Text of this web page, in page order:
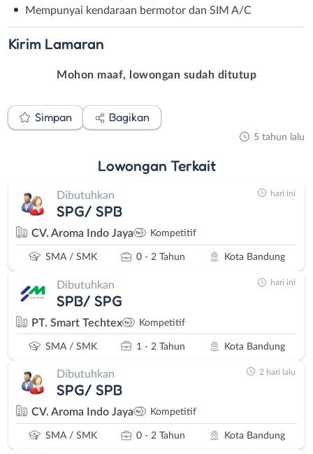
Mempunyai kendaraan bermotor dan SIM A/C
Kirim Lamaran
Mohon maaf, lowongan sudah ditutup
Simpan Bagikan
5 tahun lalu
Lowongan Terkait
Dibutuhkan
SPG/ SPB
CV. Aroma Indo Jaya Kompetitif
SMA / SMK 0 - 2 Tahun Kota Bandung
hari ini
Dibutuhkan
SPB/ SPG
PT. Smart Techtex Kompetitif
SMA / SMK 1 - 2 Tahun Kota Bandung
hari ini
Dibutuhkan
SPG/ SPB
CV. Aroma Indo Jaya Kompetitif
SMA / SMK 0 - 2 Tahun Kota Bandung
2 hari lalu